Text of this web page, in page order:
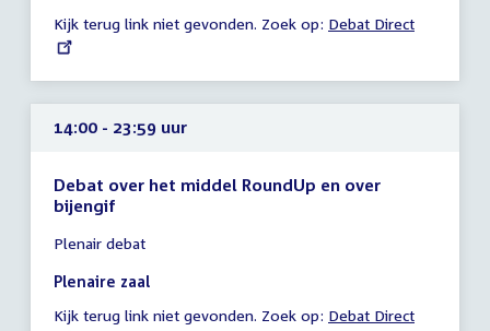
23:59
uur
Kijk terug link niet gevonden. Zoek op: External
Debat Direct
14:00 - 23:59 uur
Debat over het middel RoundUp en over
bijengif
vergadering
14:00
23:59
Plenair debat
Plenaire zaal
Kijk terug link niet gevonden. Zoek op: External
Debat Direct